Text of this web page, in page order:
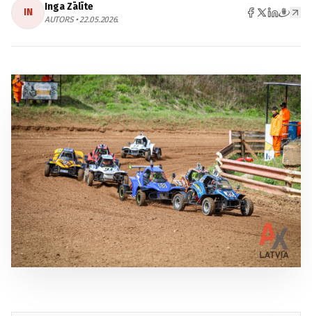
IN Inga Zālīte
AUTORS • 22.05.2026.